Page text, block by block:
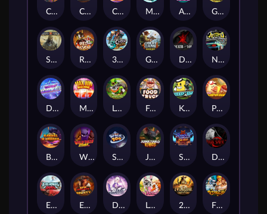
Crystal Robot Coop Clash Chocolate Rocket Marlin Masters Atlantis Aliens Among Us Grug Make Fire
Sand and Ashes Red Rascal™ 3 Cursed Chests™ Great Game Rockies Death Becomes You Nitro Nights
Dandy Diamonds Max Win Machine Le Prechaun Fred's Food Truck Keep 'em Piggy Cluster Hunt
Barrel Bonanza Wild Dojo Strike Space Zoo Junkyard Kings Shadow Strike Dark Spiral
Eternal Duel EPIC BULLETS & BOUNTY Dusk Princess Le Bunny 2 Wild 2 Die Fist Of Destruction